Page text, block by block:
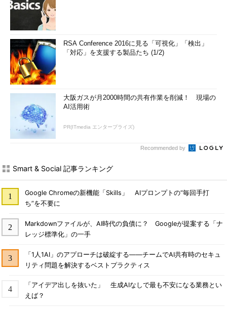
RSA Conference 2016に見る「可視化」「検出」
「対応」を支援する製品たち (1/2)
大阪ガスが月2000時間の共有作業を削減！ 現場の
AI活用術
PR(ITmedia エンタープライズ)
Recommended by
Smart & Social 記事ランキング
Google Chromeの新機能「Skills」 AIプロンプトの“毎回手打
ち”を不要に
Markdownファイルが、AI時代の負債に？ Googleが提案する「ナ
レッジ標準化」の一手
「1人1AI」のアプローチは破綻する――チームでAI共有時のセキュ
リティ問題を解決するベストプラクティス
「アイデア出しを抜いた」 生成AIなしで最も不安になる業務とい
えば？